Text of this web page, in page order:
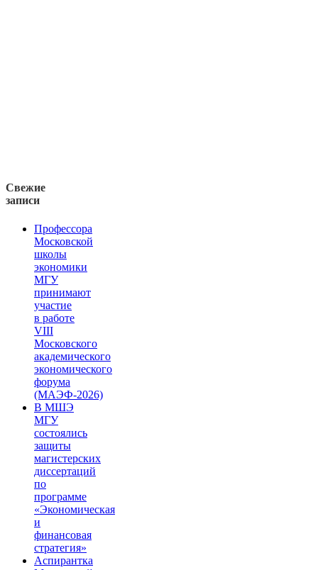
Свежие
записи
Профессора
Московской
школы
экономики
МГУ
принимают
участие
в работе
VIII
Московского
академического
экономического
форума
(МАЭФ-2026)
В МШЭ
МГУ
состоялись
защиты
магистерских
диссертаций
по
программе
«Экономическая
и
финансовая
стратегия»
Аспирантка